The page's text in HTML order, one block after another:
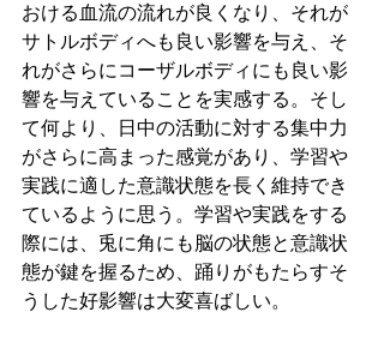
おける血流の流れが良くなり、それが
サトルボディへも良い影響を与え、そ
れがさらにコーザルボディにも良い影
響を与えていることを実感する。そし
て何より、日中の活動に対する集中力
がさらに高まった感覚があり、学習や
実践に適した意識状態を長く維持でき
ているように思う。学習や実践をする
際には、兎に角にも脳の状態と意識状
態が鍵を握るため、踊りがもたらすそ
うした好影響は大変喜ばしい。